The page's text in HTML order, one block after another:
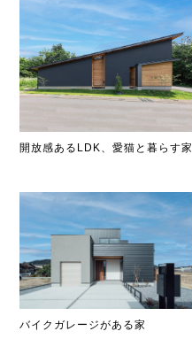
開放感あるLDK、愛猫と暮らす家
バイクガレージがある家